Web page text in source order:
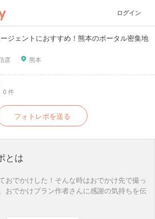
ログイン
ジェントにおすすめ！熊本のポータル密集地
彦 熊本
0 件
フォトレポを送る
とは
おでかけした！そんな時はおでかけ先で撮っ
おでかけプラン作者さんに感謝の気持ちを伝